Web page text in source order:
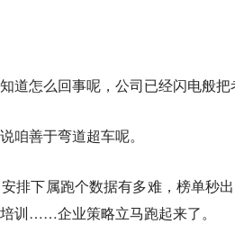
道怎么回事呢，公司已经闪电般把
咱善于弯道超车呢。
排下属跑个数据有多难，榜单秒
训……企业策略立马跑起来了。